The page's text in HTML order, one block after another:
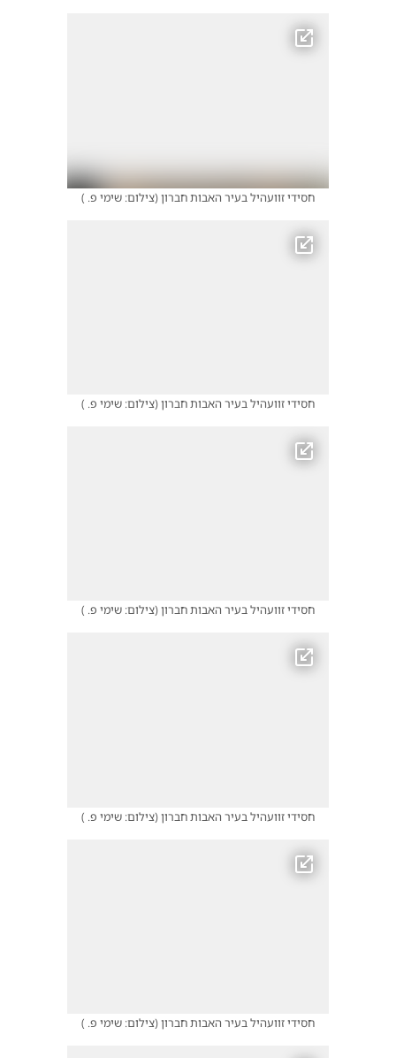
חסידי זוועהיל בעיר האבות חברון(צילום: שימי פ. )
חסידי זוועהיל בעיר האבות חברון(צילום: שימי פ. )
חסידי זוועהיל בעיר האבות חברון(צילום: שימי פ. )
חסידי זוועהיל בעיר האבות חברון(צילום: שימי פ. )
חסידי זוועהיל בעיר האבות חברון(צילום: שימי פ. )